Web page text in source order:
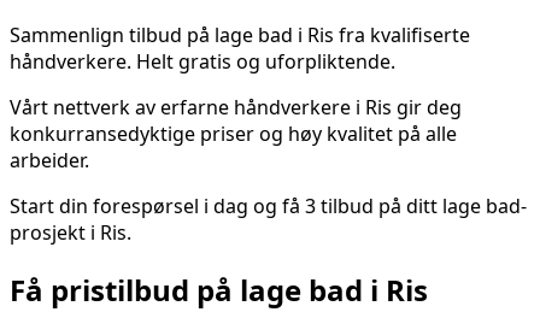
Sammenlign tilbud på lage bad i Ris fra kvalifiserte
håndverkere. Helt gratis og uforpliktende.
Vårt nettverk av erfarne håndverkere i Ris gir deg
konkurransedyktige priser og høy kvalitet på alle
arbeider.
Start din forespørsel i dag og få 3 tilbud på ditt lage bad-
prosjekt i Ris.
Få pristilbud på lage bad i Ris